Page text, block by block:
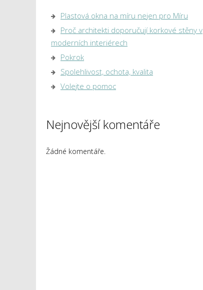
Plastová okna na míru nejen pro Míru
Proč architekti doporučují korkové stěny v
moderních interiérech
Pokrok
Spolehlivost, ochota, kvalita
Volejte o pomoc
Nejnovější komentáře
Žádné komentáře.